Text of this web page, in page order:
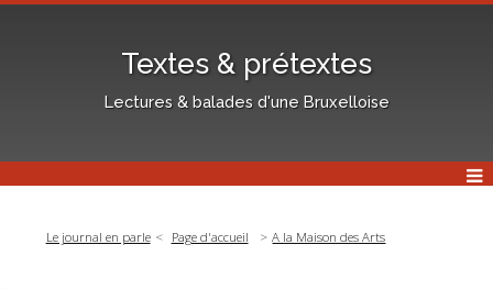
Textes & prétextes
Lectures & balades d'une Bruxelloise
Le journal en parle Page d'accueil A la Maison des Arts